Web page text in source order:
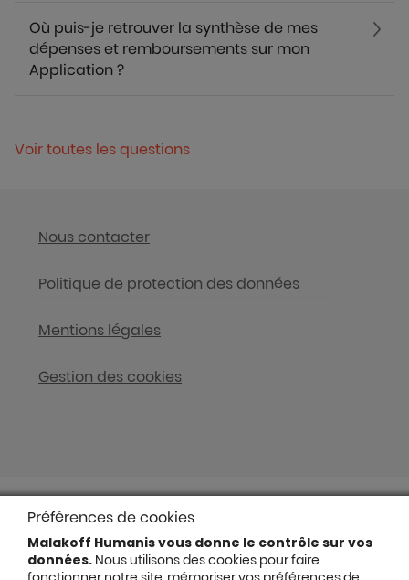
Où puis-je retrouver la synthèse de mes
dépenses et remboursements sur mon
Application ?
Voir toutes les questions
Nous contacter
Politique de protection des données
Mentions légales
Gestion des cookies
Préférences de cookies
Malakoff Humanis vous donne le contrôle sur vos
données. Nous utilisons des cookies pour faire